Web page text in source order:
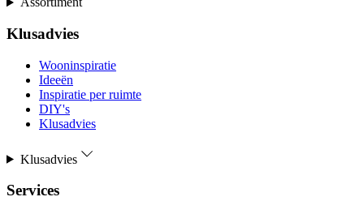
Klusadvies
Wooninspiratie
Ideeën
Inspiratie per ruimte
DIY's
Klusadvies
Klusadvies
Services